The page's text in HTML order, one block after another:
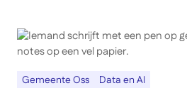
Gemeente Oss Data en AI